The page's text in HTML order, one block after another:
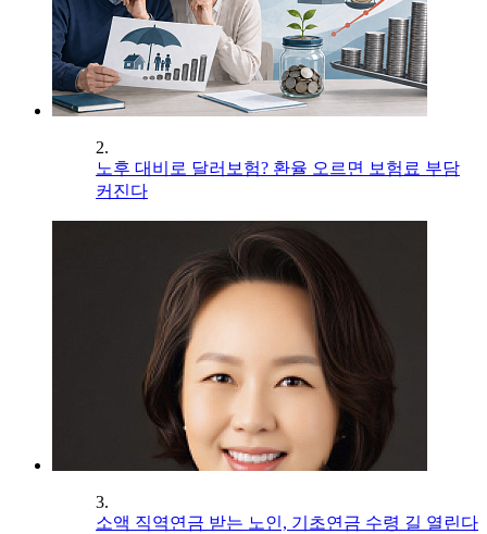
2.
노후 대비로 달러보험? 환율 오르면 보험료 부담
커진다
3.
소액 직역연금 받는 노인, 기초연금 수령 길 열린다